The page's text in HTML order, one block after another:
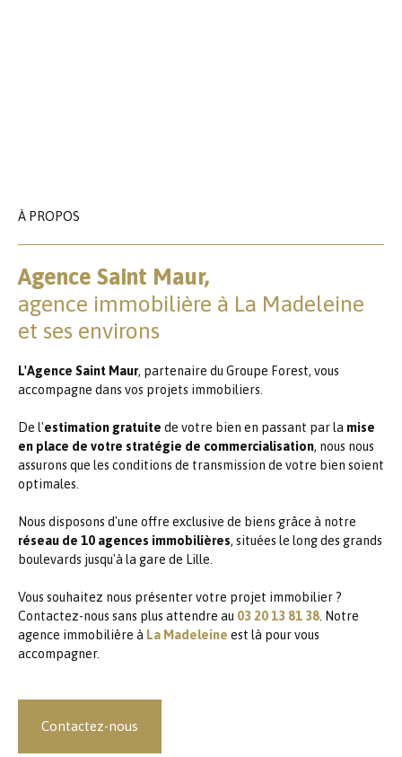
À PROPOS
Agence Saint Maur,
agence immobilière à La Madeleine
et ses environs
L'Agence Saint Maur, partenaire du Groupe Forest, vous
accompagne dans vos projets immobiliers.
De l'estimation gratuite de votre bien en passant par la mise
en place de votre stratégie de commercialisation, nous nous
assurons que les conditions de transmission de votre bien soient
optimales.
Nous disposons d'une offre exclusive de biens grâce à notre
réseau de 10 agences immobilières, situées le long des grands
boulevards jusqu'à la gare de Lille.
Vous souhaitez nous présenter votre projet immobilier ?
Contactez-nous sans plus attendre au 03 20 13 81 38 . Notre
agence immobilière à La Madeleine est là pour vous
accompagner.
Contactez-nous